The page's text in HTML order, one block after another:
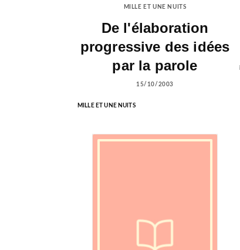
MILLE ET UNE NUITS
De l'élaboration
progressive des idées
par la parole
15/10/2003
MILLE ET UNE NUITS